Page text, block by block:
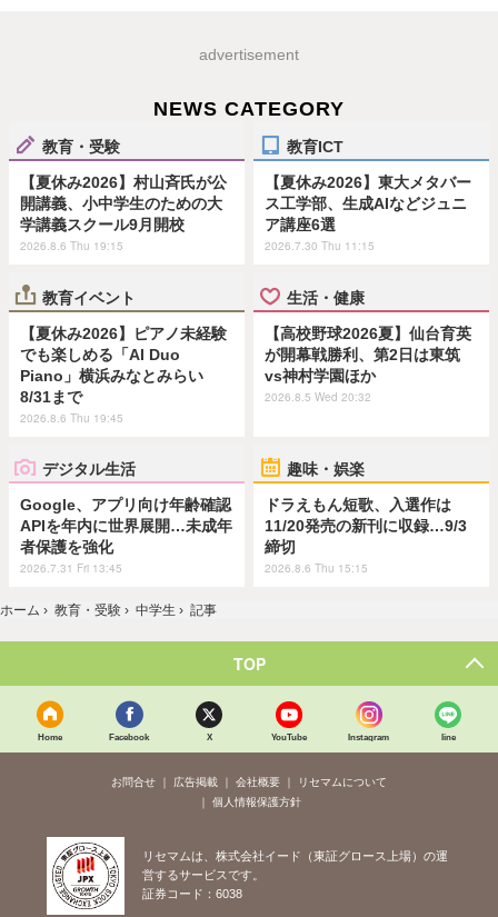
advertisement
NEWS CATEGORY
教育・受験
【夏休み2026】村山斉氏が公
開講義、小中学生のための大
学講義スクール9月開校
2026.8.6 Thu 19:15
教育ICT
【夏休み2026】東大メタバー
ス工学部、生成AIなどジュニ
ア講座6選
2026.7.30 Thu 11:15
教育イベント
【夏休み2026】ピアノ未経験
でも楽しめる「AI Duo
Piano」横浜みなとみらい
8/31まで
2026.8.6 Thu 19:45
生活・健康
【高校野球2026夏】仙台育英
が開幕戦勝利、第2日は東筑
vs神村学園ほか
2026.8.5 Wed 20:32
デジタル生活
Google、アプリ向け年齢確認
APIを年内に世界展開…未成年
者保護を強化
2026.7.31 Fri 13:45
趣味・娯楽
ドラえもん短歌、入選作は
11/20発売の新刊に収録…9/3
締切
2026.8.6 Thu 15:15
ホーム › 教育・受験 › 中学生 › 記事
TOP
Home Facebook X YouTube Instagram line
お問合せ 広告掲載 会社概要
リセマムについて
個人情報保護方針
リセマムは、株式会社イード（東証グロース上場）の運
営するサービスです。
証券コード：6038